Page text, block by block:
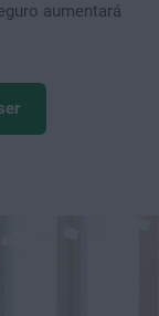
aumentará